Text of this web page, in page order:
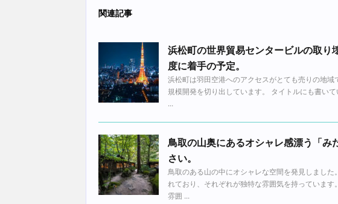
関連記事
浜松町の世界貿易センタービルの取
度に着手の予定。
浜松町は羽田空港へのアクセスがとても売りの地
規模開発を切り出しています。 タイトルにも書い
...
鳥取の山奥にあるオシャレ感漂う「み
さい。
鳥取のある山の中にオシャレな空間を発見しまし
れており、それぞれが独特な雰囲気を持っていま
雰囲 ...